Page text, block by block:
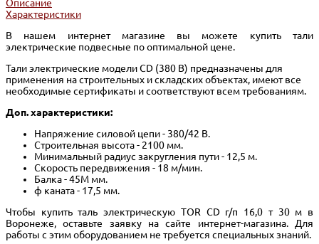
Описание
Характеристики
В нашем интернет магазине вы можете купить тали
электрические подвесные по оптимальной цене.
Тали электрические модели CD (380 В) предназначены для
применения на строительных и складских объектах, имеют все
необходимые сертификаты и соответствуют всем требованиям.
Доп. характеристики:
Напряжение силовой цепи - 380/42 В.
Строительная высота - 2100 мм.
Минимальный радиус закругления пути - 12,5 м.
Скорость передвижения - 18 м/мин.
Балка - 45М мм.
ф каната - 17,5 мм.
Чтобы купить таль электрическую TOR CD г/п 16,0 т 30 м в
Воронеже, оставьте заявку на сайте интернет-магазина. Для
работы с этим оборудованием не требуется специальных знаний.